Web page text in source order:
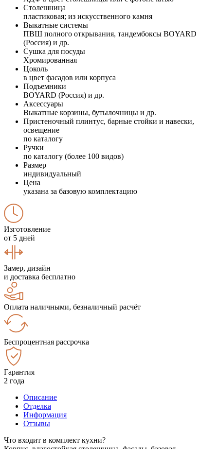
Столешница
пластиковая; из искусственного камня
Выкатные системы
ПВШ полного открывания, тандембоксы BOYARD
(Россия) и др.
Сушка для посуды
Хромированная
Цоколь
в цвет фасадов или корпуса
Подъемники
BOYARD (Россия) и др.
Аксессуары
Выкатные корзины, бутылочницы и др.
Пристеночный плинтус, барные стойки и навески,
освещение
по каталогу
Ручки
по каталогу (более 100 видов)
Размер
индивидуальный
Цена
указана за базовую комплектацию
Изготовление
от 5 дней
Замер, дизайн
и доставка бесплатно
Оплата наличными, безналичный расчёт
Беспроцентная рассрочка
Гарантия
2 года
Описание
Отделка
Информация
Отзывы
Что входит в комплект кухни?